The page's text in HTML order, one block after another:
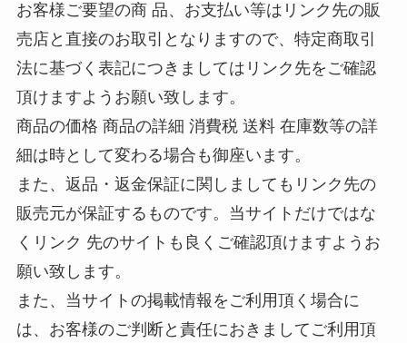
お客様ご要望の商 品、お支払い等はリンク先の販
売店と直接のお取引となりますので、特定商取引
法に基づく表記につきましてはリンク先をご確認
頂けますようお願い致します。
商品の価格 商品の詳細 消費税 送料 在庫数等の詳
細は時として変わる場合も御座います。
また、返品・返金保証に関しましてもリンク先の
販売元が保証するものです。当サイトだけではな
くリンク 先のサイトも良くご確認頂けますようお
願い致します。
また、当サイトの掲載情報をご利用頂く場合に
は、お客様のご判断と責任におきましてご利用頂